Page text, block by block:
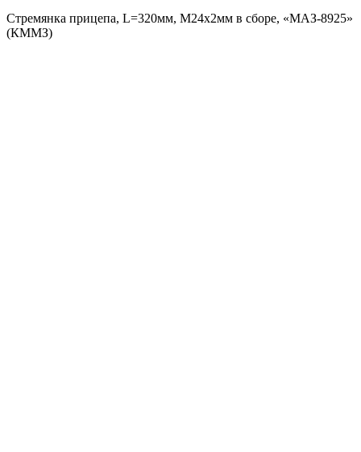
Стремянка прицепа, L=320мм, М24х2мм в сборе, «МАЗ-8925»
(КММЗ)